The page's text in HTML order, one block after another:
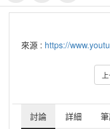
來源 : https://
討論 詳細